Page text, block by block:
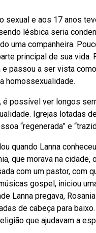
sexual e aos 17 anos
lésbica seria
uma companheira.
principal de sua
e passou a ser vista
homossexualidade.
é possível ver longos
Igrejas lotadas
“regenerada” e
quando Lanna
que morava na
com um pastor, com
gospel, iniciou
Lanna pregava,
de cabeça para
que ajudavam a